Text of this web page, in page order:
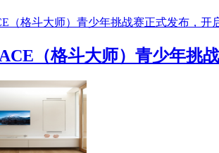
（格斗大师）青少年挑